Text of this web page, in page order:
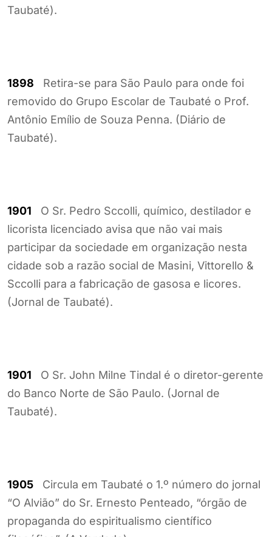
Taubaté).
1898 Retira-se para São Paulo para onde foi
removido do Grupo Escolar de Taubaté o Prof.
Antônio Emílio de Souza Penna. (Diário de
Taubaté).
1901 O Sr. Pedro Sccolli, químico, destilador e
licorista licenciado avisa que não vai mais
participar da sociedade em organização nesta
cidade sob a razão social de Masini, Vittorello &
Sccolli para a fabricação de gasosa e licores.
(Jornal de Taubaté).
1901 O Sr. John Milne Tindal é o diretor-gerente
do Banco Norte de São Paulo. (Jornal de
Taubaté).
1905 Circula em Taubaté o 1.º número do jornal
“O Alvião” do Sr. Ernesto Penteado, “órgão de
propaganda do espiritualismo científico